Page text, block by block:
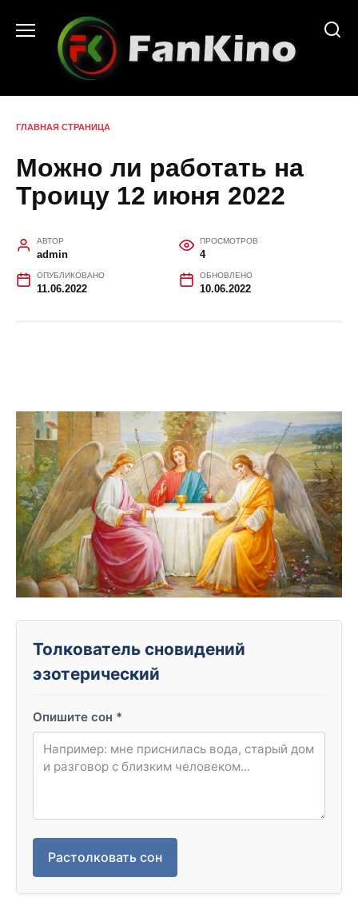
содержанию
ГЛАВНАЯ СТРАНИЦА
Можно ли работать на
Троицу 12 июня 2022
АВТОР
admin
ПРОСМОТРОВ
4
ОПУБЛИКОВАНО
11.06.2022
ОБНОВЛЕНО
10.06.2022
Толкователь сновидений
эзотерический
Опишите сон *
Растолковать сон